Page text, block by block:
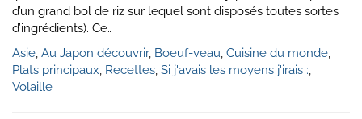
d’un grand bol de riz sur lequel sont disposés toutes sortes
d’ingrédients). Ce…
Asie, Au Japon découvrir, Boeuf-veau, Cuisine du monde,
Plats principaux, Recettes, Si j'avais les moyens j'irais :,
Volaille